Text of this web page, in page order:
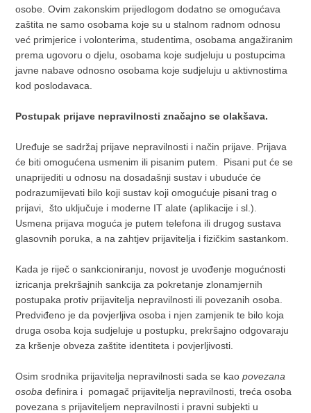
osobe. Ovim zakonskim prijedlogom dodatno se omogućava
zaštita ne samo osobama koje su u stalnom radnom odnosu
već primjerice i volonterima, studentima, osobama angažiranim
prema ugovoru o djelu, osobama koje sudjeluju u postupcima
javne nabave odnosno osobama koje sudjeluju u aktivnostima
kod poslodavaca.
Postupak prijave nepravilnosti značajno se olakšava.
Uređuje se sadržaj prijave nepravilnosti i način prijave. Prijava
će biti omogućena usmenim ili pisanim putem. Pisani put će se
unaprijediti u odnosu na dosadašnji sustav i ubuduće će
podrazumijevati bilo koji sustav koji omogućuje pisani trag o
prijavi, što uključuje i moderne IT alate (aplikacije i sl.).
Usmena prijava moguća je putem telefona ili drugog sustava
glasovnih poruka, a na zahtjev prijavitelja i fizičkim sastankom.
Kada je riječ o sankcioniranju, novost je uvođenje mogućnosti
izricanja prekršajnih sankcija za pokretanje zlonamjernih
postupaka protiv prijavitelja nepravilnosti ili povezanih osoba.
Predviđeno je da povjerljiva osoba i njen zamjenik te bilo koja
druga osoba koja sudjeluje u postupku, prekršajno odgovaraju
za kršenje obveza zaštite identiteta i povjerljivosti.
Osim srodnika prijavitelja nepravilnosti sada se kaopovezana
osobadefinira i pomagač prijavitelja nepravilnosti, treća osoba
povezana s prijaviteljem nepravilnosti i pravni subjekti u